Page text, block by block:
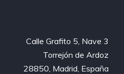
Calle Grafito 5, Nave 3
Torrejón de Ardoz
28850, Madrid, España